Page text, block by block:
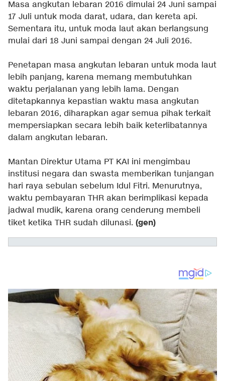
Masa angkutan lebaran 2016 dimulai 24 Juni sampai
17 Juli untuk moda darat, udara, dan kereta api.
Sementara itu, untuk moda laut akan berlangsung
mulai dari 18 Juni sampai dengan 24 Juli 2016.
Penetapan masa angkutan lebaran untuk moda laut
lebih panjang, karena memang membutuhkan
waktu perjalanan yang lebih lama. Dengan
ditetapkannya kepastian waktu masa angkutan
lebaran 2016, diharapkan agar semua pihak terkait
mempersiapkan secara lebih baik keterlibatannya
dalam angkutan lebaran.
Mantan Direktur Utama PT KAI ini mengimbau
institusi negara dan swasta memberikan tunjangan
hari raya sebulan sebelum Idul Fitri. Menurutnya,
waktu pembayaran THR akan berimplikasi kepada
jadwal mudik, karena orang cenderung membeli
tiket ketika THR sudah dilunasi. (gen)